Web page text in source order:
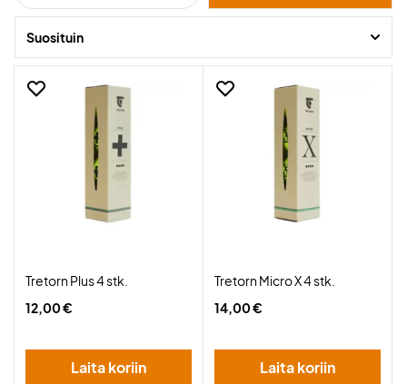
Suosituin
Tretorn Plus 4 stk.
12,00 €
Laita koriin
Tretorn Micro X 4 stk.
14,00 €
Laita koriin